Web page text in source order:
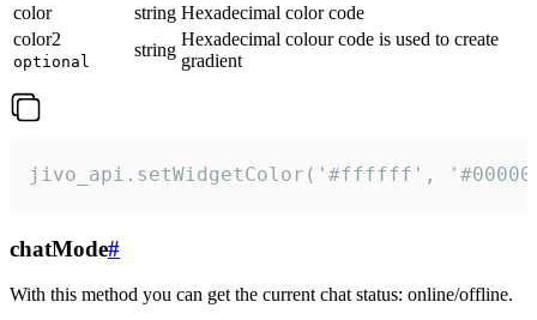
color
string Hexadecimal color code
color2
optional
string
Hexadecimal colour code is used to create
gradient
jivo_api.setWidgetColor('#ffffff',
chatMode#
With this method you can get the current chat status: online/offline.